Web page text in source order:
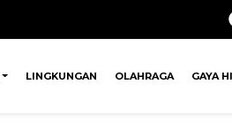
LINGKUNGAN OLAHRAGA GAYA